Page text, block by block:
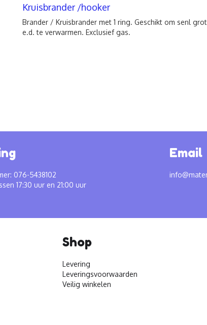
Kruisbrander /hooker
Brander / Kruisbrander met 1 ring. Geschikt om senl
e.d. te verwarmen. Exclusief gas.
076-5438102
17:30 uur en 21:00 uur
Email
Shop
Levering
Leveringsvoorwaarden
Veilig winkelen